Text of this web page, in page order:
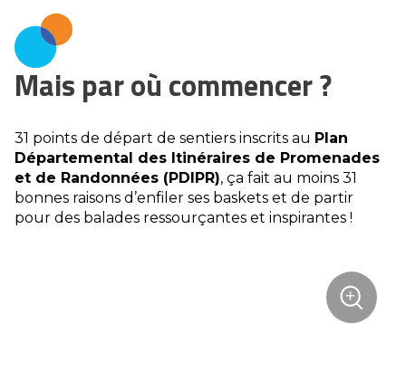
Mais par où commencer ?
31 points de départ de sentiers inscrits au Plan
Départemental des Itinéraires de Promenades
et de Randonnées (PDIPR), ça fait au moins 31
bonnes raisons d’enfiler ses baskets et de partir
pour des balades ressourçantes et inspirantes !
+
sur
la
photo